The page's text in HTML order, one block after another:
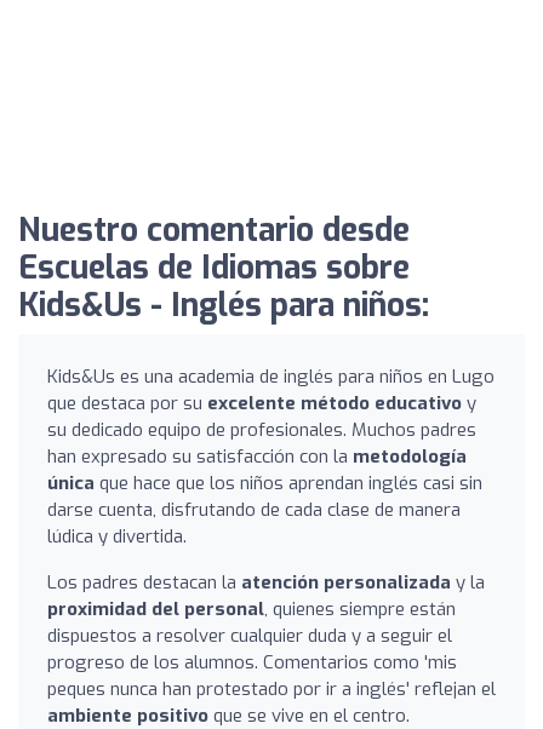
Nuestro comentario desde
Escuelas de Idiomas sobre
Kids&Us - Inglés para niños:
Kids&Us es una academia de inglés para niños en Lugo
que destaca por su excelente método educativo y
su dedicado equipo de profesionales. Muchos padres
han expresado su satisfacción con la metodología
única que hace que los niños aprendan inglés casi sin
darse cuenta, disfrutando de cada clase de manera
lúdica y divertida.
Los padres destacan la atención personalizada y la
proximidad del personal, quienes siempre están
dispuestos a resolver cualquier duda y a seguir el
progreso de los alumnos. Comentarios como 'mis
peques nunca han protestado por ir a inglés' reflejan el
ambiente positivo que se vive en el centro.